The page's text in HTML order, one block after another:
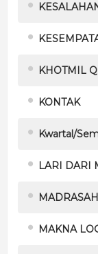
KHOTMIL
KONTAK
Kwartal/
LARI DARI
MADRASAH
MAKNA